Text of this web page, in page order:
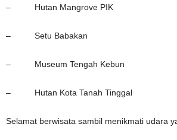
– Hutan Mangrove PIK
– Setu Babakan
– Museum Tengah Kebun
– Hutan Kota Tanah Tinggal
Selamat berwisata sambil menikmati udara